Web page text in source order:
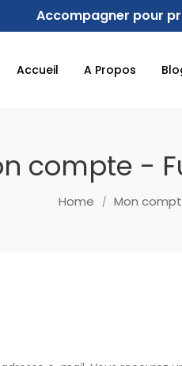
Accompagner pour
Accueil A Propos
compte -
Home Mon